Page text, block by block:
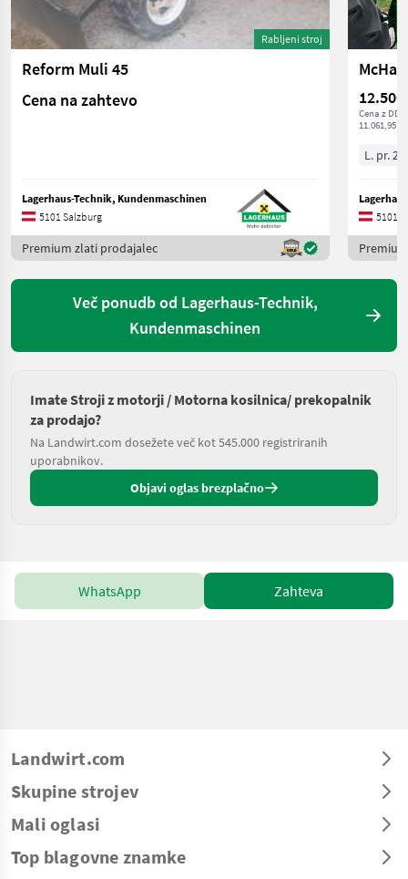
Rabljeni stroj
Reform Muli 45
Cena na zahtevo
Lagerhaus-Technik, Kundenmaschinen
5101 Salzburg
Premium zlati prodajalec
12.500
Cena z
11.061,95 €
L. pr.
5101
Več ponudb od Lagerhaus-Technik,
Kundenmaschinen
Imate Stroji z motorji / Motorna kosilnica/ prekopalnik
za prodajo?
Na Landwirt.com dosežete več kot 545.000 registriranih
uporabnikov.
Objavi oglas brezplačno
WhatsApp Zahteva
Landwirt.com
Skupine strojev
Mali oglasi
Top blagovne znamke